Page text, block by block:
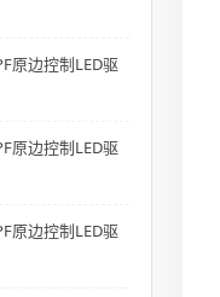
原边控制LED驱
原边控制LED驱
原边控制LED驱